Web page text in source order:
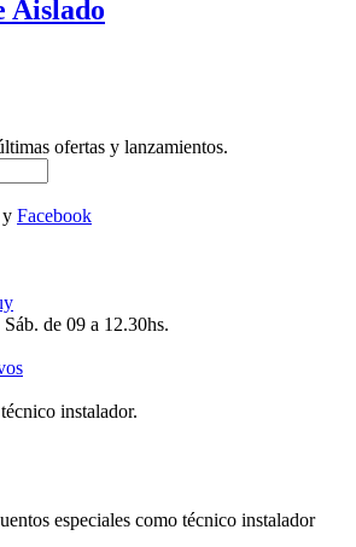
Aislado
ofertas y lanzamientos.
y Facebook
de 09 a 12.30hs.
instalador.
especiales como técnico instalador